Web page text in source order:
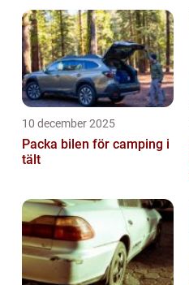
10 december 2025
Packa bilen för camping i
tält